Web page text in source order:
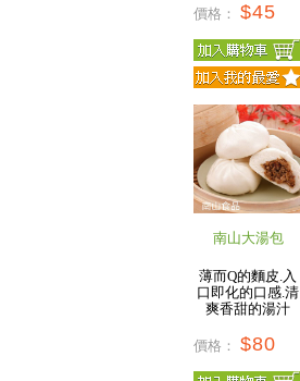
價格： $45
南山大湯包
薄而Q的麵皮.入
口即化的口感.清
爽香甜的湯汁
價格： $80